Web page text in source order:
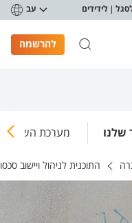
לידידים עב
להרשמה
שלנו מערכת השעות
התוכנית לניהול ויישוב